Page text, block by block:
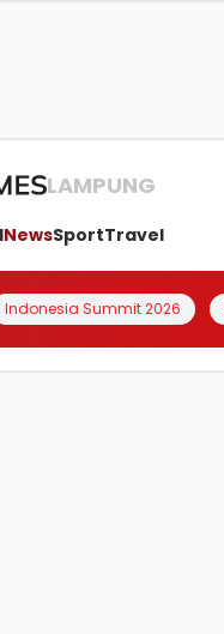
LAMPUNG
NewsSportTravel
Indonesia Summit 2026